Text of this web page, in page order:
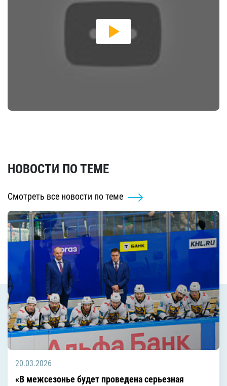
НОВОСТИ ПО ТЕМЕ
Смотреть все новости по теме
20.03.2026
«В межсезонье будет проведена серьезная